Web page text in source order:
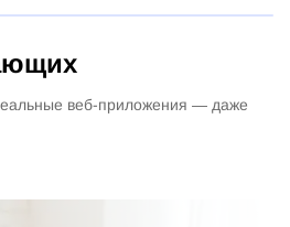
веб-приложения — даже